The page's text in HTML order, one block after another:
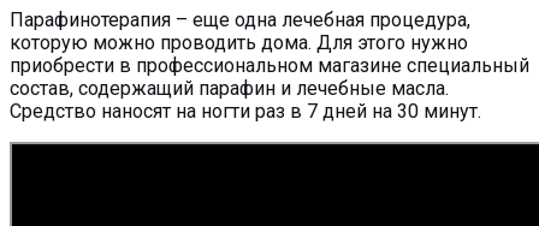
Парафинотерапия – еще одна лечебная процедура,
которую можно проводить дома. Для этого нужно
приобрести в профессиональном магазине специальный
состав, содержащий парафин и лечебные масла.
Средство наносят на ногти раз в 7 дней на 30 минут.